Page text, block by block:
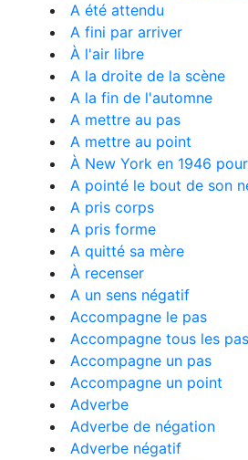
A été attendu
A fini par arriver
À l'air libre
A la droite de la scène
A la fin de l'automne
A mettre au pas
A mettre au point
À New York en 1946
A pointé le bout de son
A pris corps
A pris forme
A quitté sa mère
À recenser
A un sens négatif
Accompagne le pas
Accompagne tous les pas
Accompagne un pas
Accompagne un point
Adverbe
Adverbe de négation
Adverbe négatif